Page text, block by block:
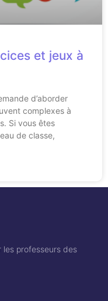
et jeux à
d’aborder
complexes à
Si vous êtes
de classe,
les professeurs des